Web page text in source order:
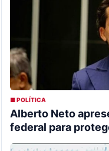
■ POLÍTICA
Alberto Neto
federal para